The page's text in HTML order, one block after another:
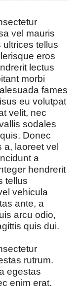
vel mauris
tellus
eros
lectus
morbi
fames
eu volutpat
velit, nec
sodales
Donec
a, laoreet vel
a
hendrerit
tellus
vehicula
ante, a
arcu odio,
quis dui.
rutrum.
egestas
enim erat.